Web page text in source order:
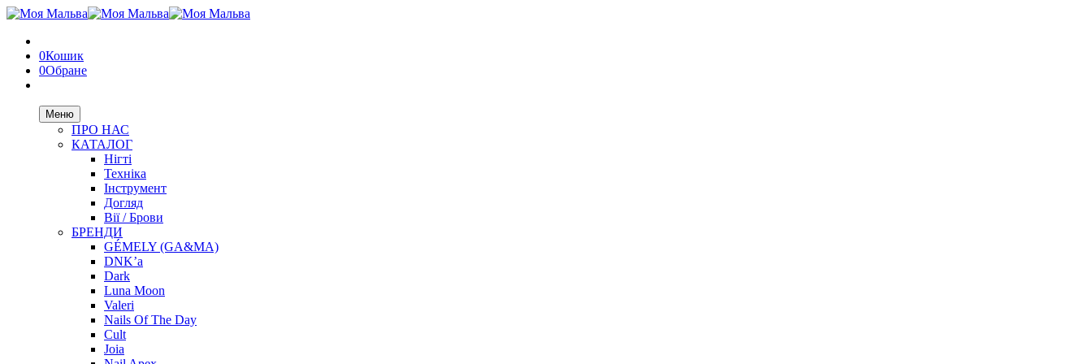
0Кошик
0Обране
Меню
ПРО НАС
КАТАЛОГ
Нігті
Техніка
Інструмент
Догляд
Вії / Брови
БРЕНДИ
GÉMELY (GA&MA)
DNK’a
Dark
Luna Moon
Valeri
Nails Of The Day
Cult
Joia